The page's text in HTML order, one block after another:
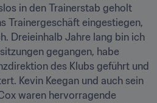
in den Trainerstab geholt
Trainergeschäft eingestiegen,
Dreieinhalb Jahre lang bin ich
gegangen, habe
des Klubs geführt und
Kevin Keegan und auch sein
waren hervorragende